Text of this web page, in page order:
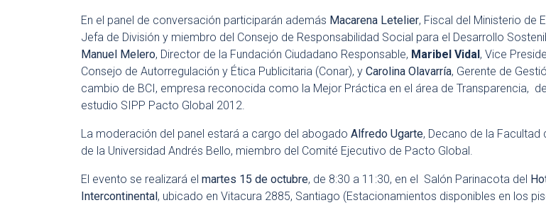
En el panel de conversación participarán además Macarena Letelier, Fiscal del Ministerio de
Jefa de División y miembro del Consejo de Responsabilidad Social para el Desarrollo
Manuel Melero, Director de la Fundación Ciudadano Responsable, Maribel Vidal, Vice
Consejo de Autorregulación y Ética Publicitaria (Conar), y Carolina Olavarría, Gerente de
cambio de BCI, empresa reconocida como la Mejor Práctica en el área de Transparencia,
estudio SIPP Pacto Global 2012.
La moderación del panel estará a cargo del abogado Alfredo Ugarte, Decano de la Facultad
de la Universidad Andrés Bello, miembro del Comité Ejecutivo de Pacto Global.
El evento se realizará el martes 15 de octubre, de 8:30 a 11:30, en el Salón Parinacota del
Intercontinental, ubicado en Vitacura 2885, Santiago (Estacionamientos disponibles en los